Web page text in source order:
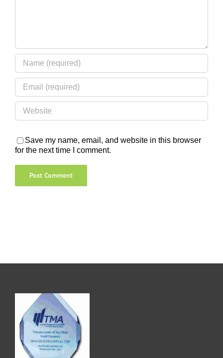
Save my name, email, and website in this browser
for the next time I comment.